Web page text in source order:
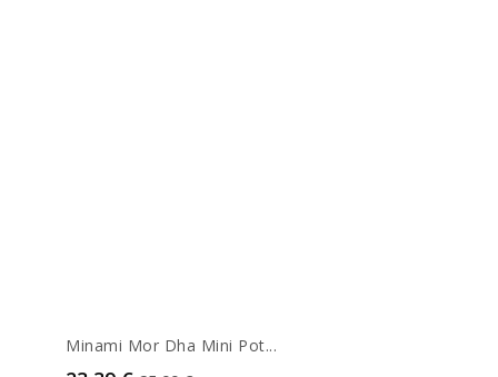
Minami Mor Dha Mini Pot...